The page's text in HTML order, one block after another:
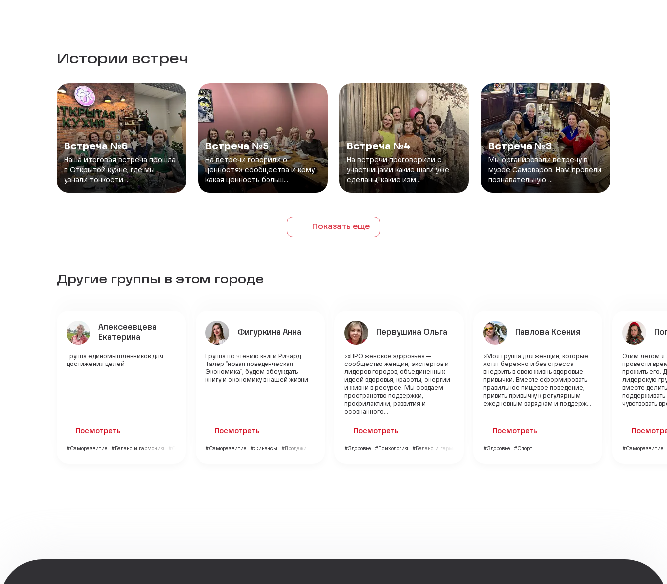
Истории встреч
Встреча №6
Наша итоговая встреча прошла
в Открытой кухне, где мы
узнали тонкости ...
Встреча №5
На встречи говорили о
ценностях сообщества и кому
какая ценность больш...
Встреча №4
На встречи проговорили с
участницами какие шаги уже
сделаны, какие изм...
Встреча №3
Мы организовали встречу в
музее Самоваров. Нам провели
познавательную ...
Показать еще
Другие группы в этом городе
Алексеевцева
Екатерина
Группа единомышленников для
достижения целей
Посмотреть
#Саморазвитие #Баланс и гармония #Образование
Фигуркина Анна
Группа по чтению книги Ричард
Талер "новая поведенческая
Экономика", будем обсуждать
книгу и экономику в нашей жизни
Посмотреть
#Саморазвитие #Финансы #Продажи
Первушина Ольга
>«ПРО женское здоровье» —
сообщество женщин, экспертов и
лидеров городов, объединённых
идеей здоровья, красоты, энергии
и жизни в ресурсе. Мы создаём
пространство поддержки,
профилактики, развития и
осознанного...
Посмотреть
#Здоровье #Психология #Баланс и гармония
Павлова Ксения
>Моя группа для женщин, которые
хотят бережно и без стресса
внедрить в свою жизнь здоровые
привычки. Вместе сформировать
правильное пищевое поведение,
привить привычку к регулярным
ежедневным зарядкам и поддерж...
Посмотреть
#Здоровье #Спорт
Этим летом я
провести
прожить его.
лидерскую
вместе
поддерживать
чувствовать
#Саморазвитие